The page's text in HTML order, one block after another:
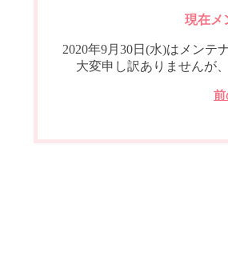
現在メ
2020年9月30日(水)はメンテ
大変申し訳ありませんが
前